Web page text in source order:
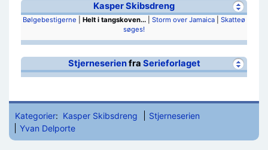
Kasper Skibsdreng
Bølgebestigerne Helt i tangskoven... Storm over Jamaica
Skatteø
søges!
Stjerneserienfra Serieforlaget
Kategorier: Kasper Skibsdreng
Stjerneserien
Yvan Delporte